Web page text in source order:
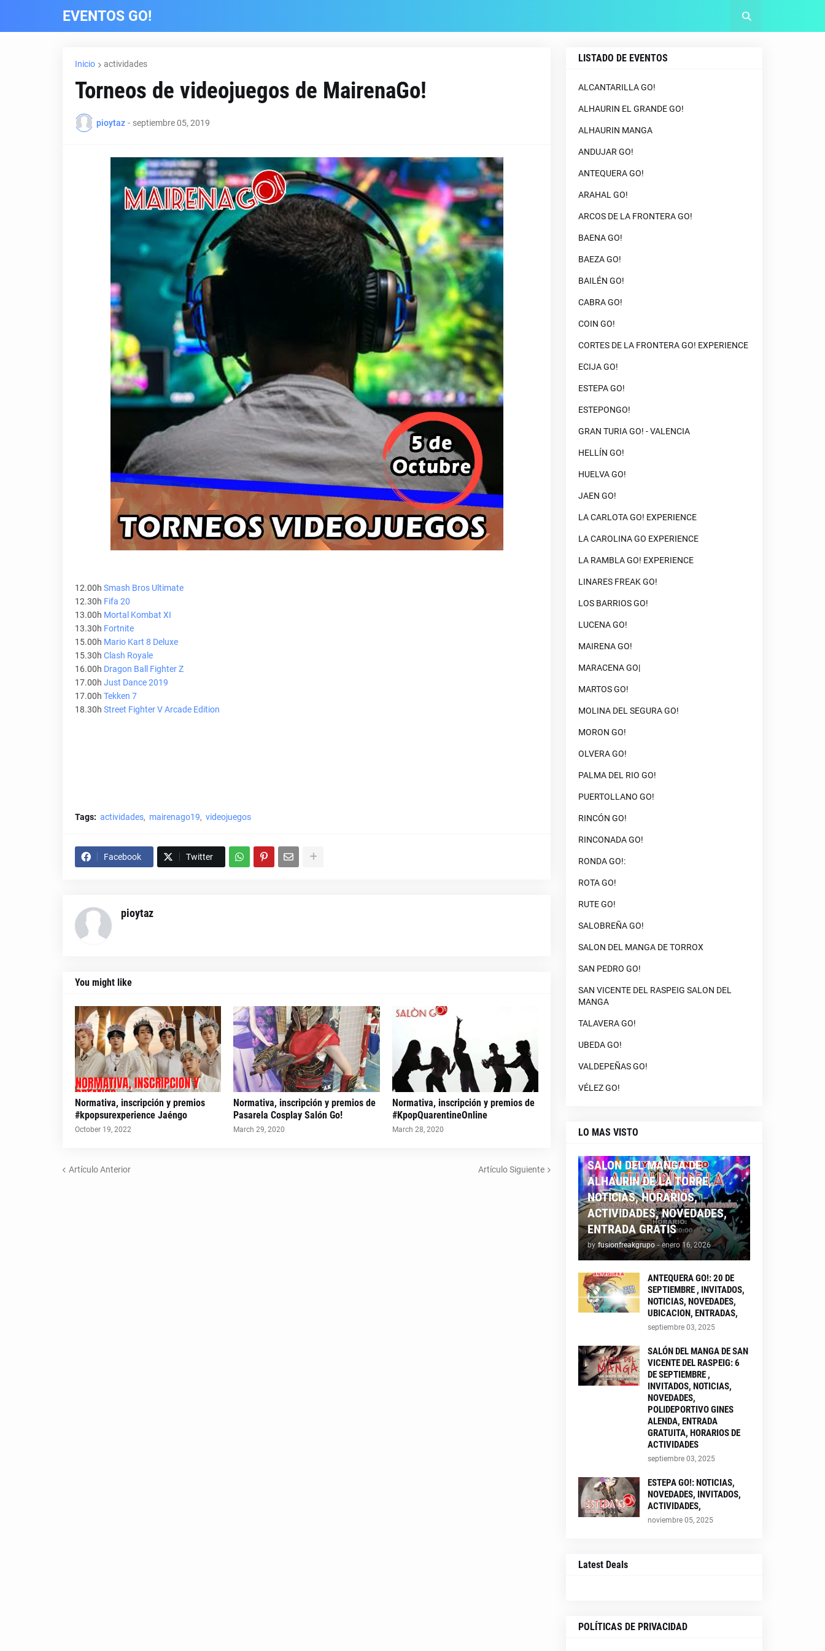
EVENTOS GO!
Inicio actividades
Torneos de videojuegos de MairenaGo!
pioytaz - septiembre 05, 2019
12.00h Smash Bros Ultimate
12.30h Fifa 20
13.00h Mortal Kombat XI
13.30h Fortnite
15.00h Mario Kart 8 Deluxe
15.30h Clash Royale
16.00h Dragon Ball Fighter Z
17.00h Just Dance 2019
17.00h Tekken 7
18.30h Street Fighter V Arcade Edition
Tags: actividades mairenago19 videojuegos
Facebook Twitter
pioytaz
You might like
Normativa, inscripción y premios
#kpopsurexperience Jaéngo
October 19, 2022
Normativa, inscripción y premios de
Pasarela Cosplay Salón Go!
March 29, 2020
Normativa, inscripción y premios de
#KpopQuarentineOnline
March 28, 2020
Artículo Anterior Artículo Siguiente
LISTADO DE EVENTOS
ALCANTARILLA GO!
ALHAURIN EL GRANDE GO!
ALHAURIN MANGA
ANDUJAR GO!
ANTEQUERA GO!
ARAHAL GO!
ARCOS DE LA FRONTERA GO!
BAENA GO!
BAEZA GO!
BAILÉN GO!
CABRA GO!
COIN GO!
CORTES DE LA FRONTERA GO! EXPERIENCE
ECIJA GO!
ESTEPA GO!
ESTEPONGO!
GRAN TURIA GO! - VALENCIA
HELLÍN GO!
HUELVA GO!
JAEN GO!
LA CARLOTA GO! EXPERIENCE
LA CAROLINA GO EXPERIENCE
LA RAMBLA GO! EXPERIENCE
LINARES FREAK GO!
LOS BARRIOS GO!
LUCENA GO!
MAIRENA GO!
MARACENA GO|
MARTOS GO!
MOLINA DEL SEGURA GO!
MORON GO!
OLVERA GO!
PALMA DEL RIO GO!
PUERTOLLANO GO!
RINCÓN GO!
RINCONADA GO!
RONDA GO!:
ROTA GO!
RUTE GO!
SALOBREÑA GO!
SALON DEL MANGA DE TORROX
SAN PEDRO GO!
SAN VICENTE DEL RASPEIG SALON DEL
MANGA
TALAVERA GO!
UBEDA GO!
VALDEPEÑAS GO!
VÉLEZ GO!
LO MAS VISTO
SALON DEL MANGA DE
ALHAURIN DE LA TORRE,
NOTICIAS, HORARIOS,
ACTIVIDADES, NOVEDADES,
ENTRADA GRATIS
by fusionfreakgrupo - enero 16, 2026
ANTEQUERA GO!: 20 DE
SEPTIEMBRE , INVITADOS,
NOTICIAS, NOVEDADES,
UBICACION, ENTRADAS,
septiembre 03, 2025
SALÓN DEL MANGA DE SAN
VICENTE DEL RASPEIG: 6
DE SEPTIEMBRE ,
INVITADOS, NOTICIAS,
NOVEDADES,
POLIDEPORTIVO GINES
ALENDA, ENTRADA
GRATUITA, HORARIOS DE
ACTIVIDADES
septiembre 03, 2025
ESTEPA GO!: NOTICIAS,
NOVEDADES, INVITADOS,
ACTIVIDADES,
noviembre 05, 2025
Latest Deals
POLÍTICAS DE PRIVACIDAD